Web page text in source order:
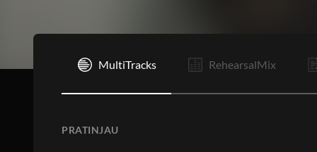
MultiTracks RehearsalMix
PRATINJAU